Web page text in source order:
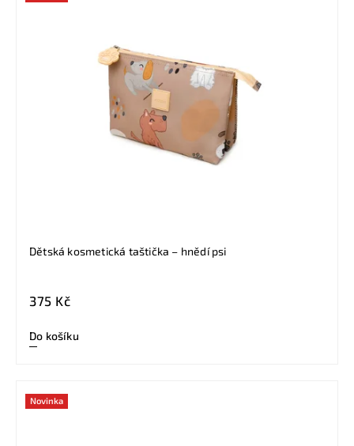
Dětská kosmetická taštička – hnědí psi
375 Kč
Do košíku
Novinka